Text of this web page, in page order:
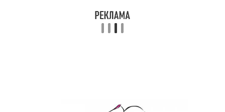
Лак под финиш-гель